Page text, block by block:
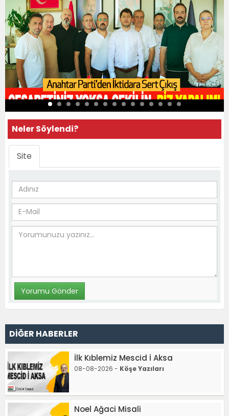
Neler Söylendi?
Site
DİĞER HABERLER
İlk Kıblemiz Mescid İ Aksa
08-08-2026 - Köşe Yazıları
Noel Ağaci Misali